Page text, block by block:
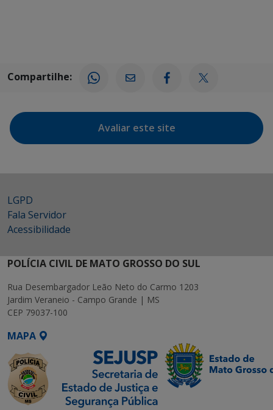
Compartilhe:
Avaliar este site
LGPD
Fala Servidor
Acessibilidade
POLÍCIA CIVIL DE MATO GROSSO DO SUL
Rua Desembargador Leão Neto do Carmo 1203
Jardim Veraneio - Campo Grande | MS
CEP 79037-100
MAPA